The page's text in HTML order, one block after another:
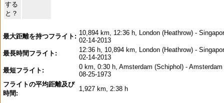
する
と？
最大距離を持つフライト: 10,894 km, 12:36 h, London (Heathrow) -
02-14-2013
最長時間フライト:
12:36 h, 10,894 km, London (Heathrow) -
02-14-2013
最短フライト:
0 km, 0:30 h, Amsterdam (Schiphol) -
08-25-1973
フライトの平均距離及び
時間:
1,927 km, 2:38 h